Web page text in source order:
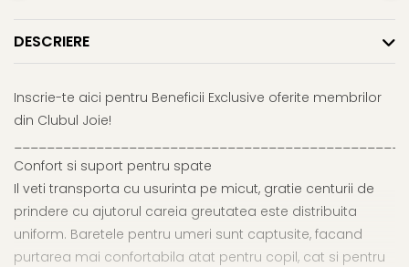
DESCRIERE
Inscrie-te aici pentru Beneficii Exclusive oferite membrilor
din Clubul Joie!
Confort si suport pentru spate
Il veti transporta cu usurinta pe micut, gratie centurii de
prindere cu ajutorul careia greutatea este distribuita
uniform. Baretele pentru umeri sunt captusite, facand
purtarea mai confortabila atat pentru copil, cat si pentru